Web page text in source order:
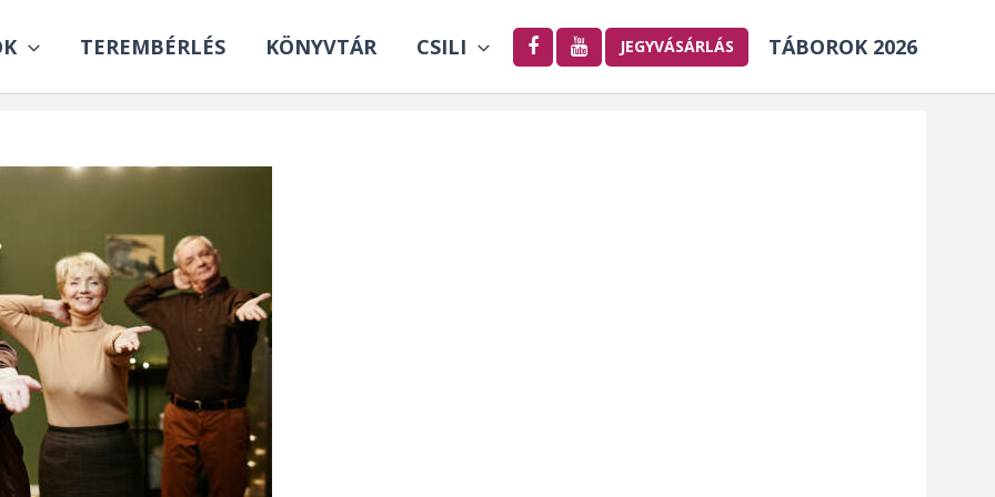
TEREMBÉRLÉS KÖNYVTÁR CSILI JEGYVÁSÁRLÁS TÁBOROK 2026